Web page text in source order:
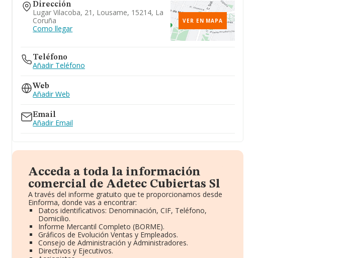
Dirección
Lugar Vilacoba, 21, Lousame, 15214, La
Coruña
Como llegar
VER EN MAPA
Teléfono
Añadir Teléfono
Web
Añadir Web
Email
Añadir Email
Acceda a toda la información
comercial de Adetec Cubiertas Sl
A través del informe gratuito que te proporcionamos desde
Einforma, donde vas a encontrar:
Datos identificativos: Denominación, CIF, Teléfono,
Domicilio.
Informe Mercantil Completo (BORME).
Gráficos de Evolución Ventas y Empleados.
Consejo de Administración y Administradores.
Directivos y Ejecutivos.